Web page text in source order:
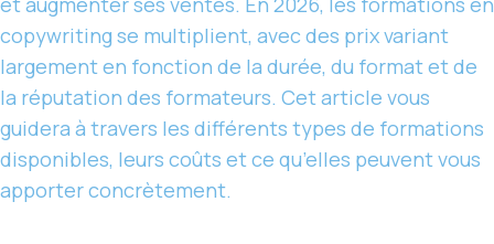
copywriting se multiplient, avec des prix variant
largement en fonction de la durée, du format et de
la réputation des formateurs. Cet article vous
guidera à travers les différents types de formations
disponibles, leurs coûts et ce qu’elles peuvent vous
apporter concrètement.